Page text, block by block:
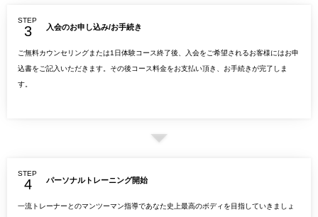
STEP
入会のお申し込み/お手続き
ご無料カウンセリングまたは1日体験コース終了後、入会をご希望されるお客様にはお申
込書をご記入いただきます。その後コース料金をお支払い頂き、お手続きが完了しま
す。
STEP
パーソナルトレーニング開始
一流トレーナーとのマンツーマン指導であなた史上最高のボディを目指していきましょ